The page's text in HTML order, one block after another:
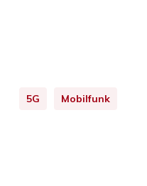
5G Mobilfunk